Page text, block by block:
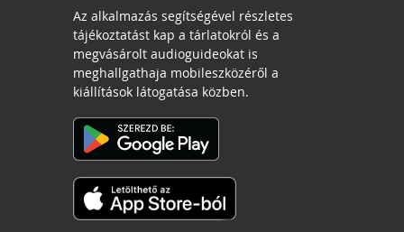
Az alkalmazás segítségével részletes
tájékoztatást kap a tárlatokról és a
megvásárolt audioguideokat is
meghallgathaja mobileszközéről a
kiállítások látogatása közben.